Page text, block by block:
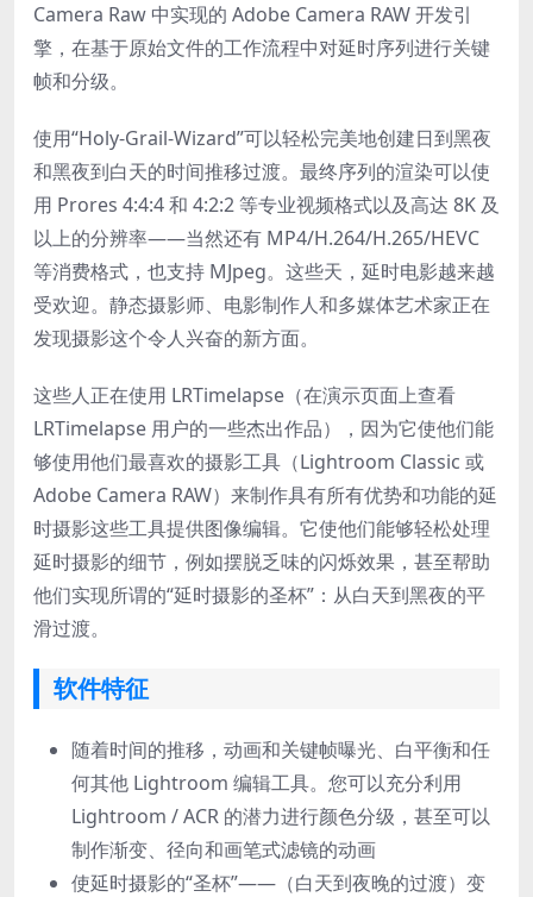
Camera Raw 中实现的 Adobe Camera RAW 开发引
擎，在基于原始文件的工作流程中对延时序列进行关键
帧和分级。
使用“Holy-Grail-Wizard”可以轻松完美地创建日到黑夜
和黑夜到白天的时间推移过渡。最终序列的渲染可以使
用 Prores 4:4:4 和 4:2:2 等专业视频格式以及高达 8K 及
以上的分辨率——当然还有 MP4/H.264/H.265/HEVC
等消费格式，也支持 MJpeg。这些天，延时电影越来越
受欢迎。静态摄影师、电影制作人和多媒体艺术家正在
发现摄影这个令人兴奋的新方面。
这些人正在使用 LRTimelapse（在演示页面上查看
LRTimelapse 用户的一些杰出作品），因为它使他们能
够使用他们最喜欢的摄影工具（Lightroom Classic 或
Adobe Camera RAW）来制作具有所有优势和功能的延
时摄影这些工具提供图像编辑。它使他们能够轻松处理
延时摄影的细节，例如摆脱乏味的闪烁效果，甚至帮助
他们实现所谓的“延时摄影的圣杯”：从白天到黑夜的平
滑过渡。
软件特征
随着时间的推移，动画和关键帧曝光、白平衡和任
何其他 Lightroom 编辑工具。您可以充分利用
Lightroom / ACR 的潜力进行颜色分级，甚至可以
制作渐变、径向和画笔式滤镜的动画
使延时摄影的“圣杯”——（白天到夜晚的过渡）变